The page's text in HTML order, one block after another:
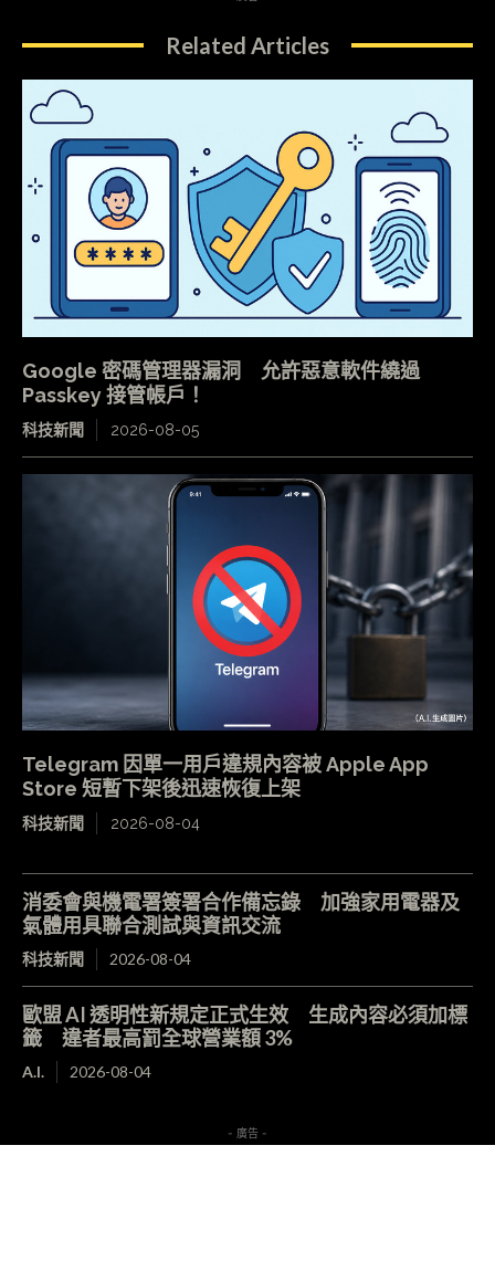
Related Articles
Google 密碼管理器漏洞 允許惡意軟件繞過
Passkey 接管帳戶！
科技新聞 2026-08-05
Telegram 因單一用戶違規內容被 Apple App
Store 短暫下架後迅速恢復上架
科技新聞 2026-08-04
消委會與機電署簽署合作備忘錄 加強家用電器及
氣體用具聯合測試與資訊交流
科技新聞 2026-08-04
歐盟 AI 透明性新規定正式生效 生成內容必須加標
籤 違者最高罰全球營業額 3%
A.I. 2026-08-04
- 廣告 -